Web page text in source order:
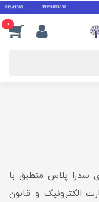
0
سدرا پلاس منطبق با
الکترونیک و قانون